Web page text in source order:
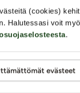
(cookies)
Halutessasi voit
.
evästeet
kuminauhoilla,
löydät